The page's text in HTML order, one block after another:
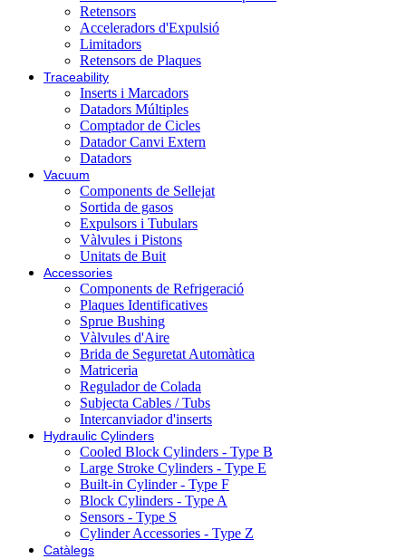
Retensors
Acceleradors d'Expulsió
Limitadors
Retensors de Plaques
Traceability
Inserts i Marcadors
Datadors Múltiples
Comptador de Cicles
Datador Canvi Extern
Datadors
Vacuum
Components de Sellejat
Sortida de gasos
Expulsors i Tubulars
Vàlvules i Pistons
Unitats de Buit
Accessories
Components de Refrigeració
Plaques Identificatives
Sprue Bushing
Vàlvules d'Aire
Brida de Seguretat Automàtica
Matriceria
Regulador de Colada
Subjecta Cables / Tubs
Intercanviador d'inserts
Hydraulic Cylinders
Cooled Block Cylinders - Type B
Large Stroke Cylinders - Type E
Built-in Cylinder - Type F
Block Cylinders - Type A
Sensors - Type S
Cylinder Accessories - Type Z
Catàlegs